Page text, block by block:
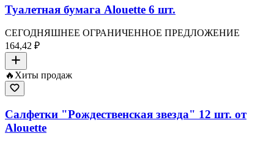
Туалетная бумага Alouette 6 шт.
СЕГОДНЯШНЕЕ ОГРАНИЧЕННОЕ ПРЕДЛОЖЕНИЕ
164,42 ₽
🔥 Хиты продаж
Салфетки "Рождественская звезда" 12 шт. от
Alouette